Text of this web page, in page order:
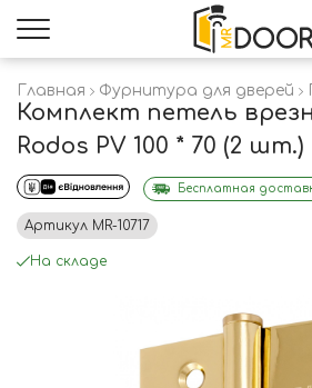
Главная Фурнитура для дверей
Комплект петель
Rodos PV 100 * 70 (2 шт.)
Бесплатная
Артикул MR-10717
На складе